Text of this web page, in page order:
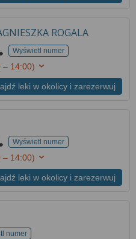
ROGALA
Wyświetl numer
– 14:00)
leki w okolicy i zarezerwuj
Wyświetl numer
– 14:00)
leki w okolicy i zarezerwuj
numer